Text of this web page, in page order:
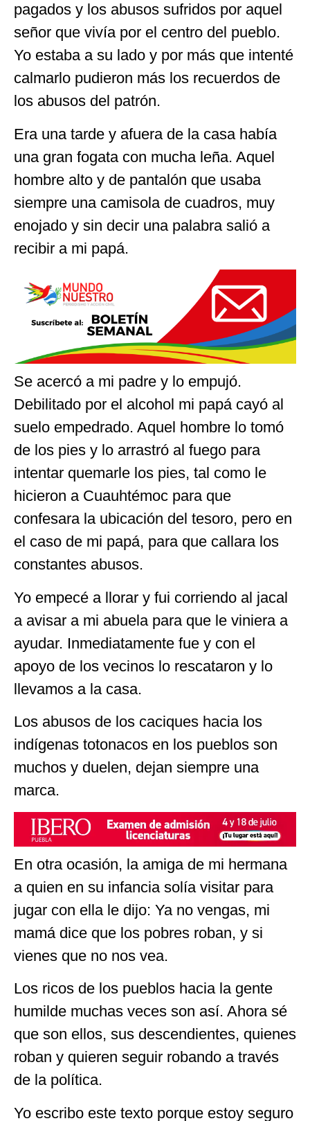
pagados y los abusos sufridos por aquel
señor que vivía por el centro del pueblo.
Yo estaba a su lado y por más que intenté
calmarlo pudieron más los recuerdos de
los abusos del patrón.
Era una tarde y afuera de la casa había
una gran fogata con mucha leña. Aquel
hombre alto y de pantalón que usaba
siempre una camisola de cuadros, muy
enojado y sin decir una palabra salió a
recibir a mi papá.
Se acercó a mi padre y lo empujó.
Debilitado por el alcohol mi papá cayó al
suelo empedrado. Aquel hombre lo tomó
de los pies y lo arrastró al fuego para
intentar quemarle los pies, tal como le
hicieron a Cuauhtémoc para que
confesara la ubicación del tesoro, pero en
el caso de mi papá, para que callara los
constantes abusos.
Yo empecé a llorar y fui corriendo al jacal
a avisar a mi abuela para que le viniera a
ayudar. Inmediatamente fue y con el
apoyo de los vecinos lo rescataron y lo
llevamos a la casa.
Los abusos de los caciques hacia los
indígenas totonacos en los pueblos son
muchos y duelen, dejan siempre una
marca.
En otra ocasión, la amiga de mi hermana
a quien en su infancia solía visitar para
jugar con ella le dijo: Ya no vengas, mi
mamá dice que los pobres roban, y si
vienes que no nos vea.
Los ricos de los pueblos hacia la gente
humilde muchas veces son así. Ahora sé
que son ellos, sus descendientes, quienes
roban y quieren seguir robando a través
de la política.
Yo escribo este texto porque estoy seguro